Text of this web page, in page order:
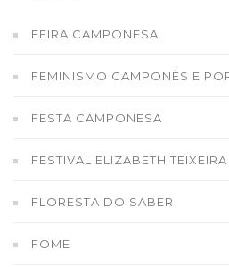
FEIRA CAMPONESA
FEMINISMO CAMPONÊS E
FESTA CAMPONESA
FESTIVAL ELIZABETH TEIXEIRA
FLORESTA DO SABER
FOME